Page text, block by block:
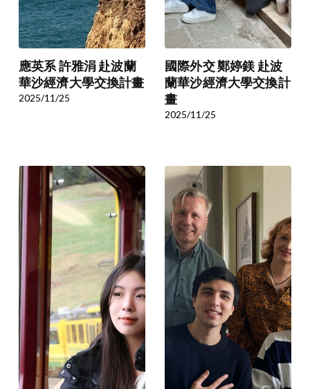
應英系 許雅涓 赴波蘭
華沙經濟大學交換計畫
2025/11/25
國際外交 鄭婷鎂 赴波
蘭華沙經濟大學交換計
畫
2025/11/25